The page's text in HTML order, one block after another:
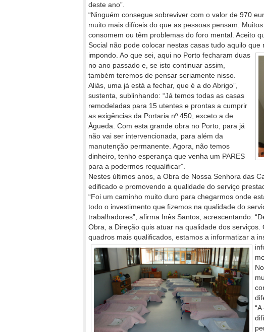
deste ano”.
“Ninguém consegue sobreviver com o valor de 970
muito mais difíceis do que as pessoas pensam.
consomem ou têm problemas do foro mental. Aceito
Social não pode colocar nestas casas tudo aquilo
impondo. Ao que sei, aqui no Porto fecharam duas
no ano passado e, se isto continuar assim,
também teremos de pensar seriamente nisso.
Aliás, uma já está a fechar, que é a do Abrigo”,
sustenta, sublinhando: “Já temos todas as casas
remodeladas para 15 utentes e prontas a cumprir
as exigências da Portaria nº 450, exceto a de
Águeda. Com esta grande obra no Porto, para já
não vai ser intervencionada, para além da
manutenção permanente. Agora, não temos
dinheiro, tenho esperança que venha um PARES
para a podermos requalificar”.
Nestes últimos anos, a Obra de Nossa Senhora das
edificado e promovendo a qualidade do serviço
“Foi um caminho muito duro para chegarmos onde
todo o investimento que fizemos na qualidade do
trabalhadores”, afirma Inês Santos, acrescentando:
Obra, a Direção quis atuar na qualidade dos
quadros mais qualificados, estamos a informatizar a